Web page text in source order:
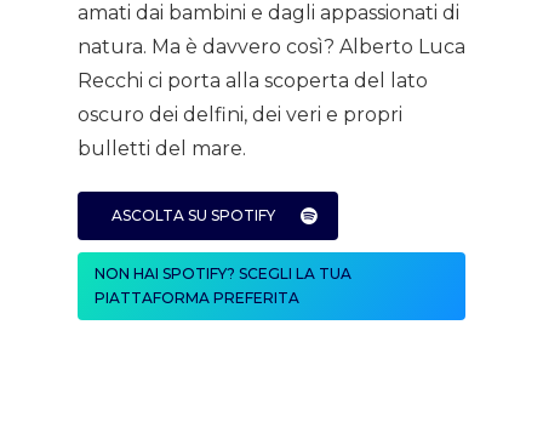
amati dai bambini e dagli appassionati di
natura. Ma è davvero così? Alberto Luca
Recchi ci porta alla scoperta del lato
oscuro dei delfini, dei veri e propri
bulletti del mare.
ASCOLTA SU SPOTIFY
NON HAI SPOTIFY? SCEGLI LA TUA
PIATTAFORMA PREFERITA
Podcast
News
Expeditions
Shop